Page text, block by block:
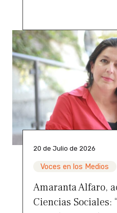
20 de Julio de 2026
Voces en los Medios
Amaranta Alfaro,
Ciencias Sociales: